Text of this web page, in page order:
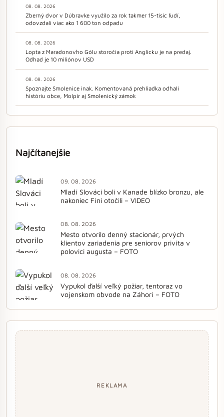
08. 08. 2026
Zberný dvor v Dúbravke využilo za rok takmer 15-tisíc ľudí,
odovzdali viac ako 1 600 ton odpadu
08. 08. 2026
Lopta z Maradonovho Gólu storočia proti Anglicku je na predaj.
Odhad je 10 miliónov USD
08. 08. 2026
Spoznajte Smolenice inak. Komentovaná prehliadka odhalí
históriu obce, Molpír aj Smolenický zámok
Najčítanejšie
09. 08. 2026
Mladí Slováci boli v Kanade blízko bronzu, ale
nakoniec Fíni otočili – VIDEO
08. 08. 2026
Mesto otvorilo denný stacionár, prvých
klientov zariadenia pre seniorov privíta v
polovici augusta – FOTO
08. 08. 2026
Vypukol ďalší veľký požiar, tentoraz vo
vojenskom obvode na Záhorí – FOTO
REKLAMA